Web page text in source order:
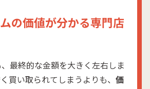
の価値が分かる専門店
最終的な金額を大きく左右しま
買い取られてしまうよりも、 価